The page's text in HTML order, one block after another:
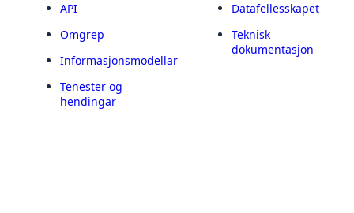
API
Omgrep
Informasjonsmodellar
Tenester og
hendingar
Datafellesskapet
Teknisk
dokumentasjon